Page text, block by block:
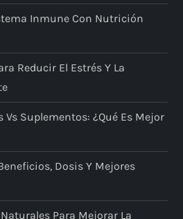
Inmune Con Nutrición
Reducir El Estrés Y La
Suplementos: ¿qué Es Mejor
Dosis Y Mejores
Para Mejorar La